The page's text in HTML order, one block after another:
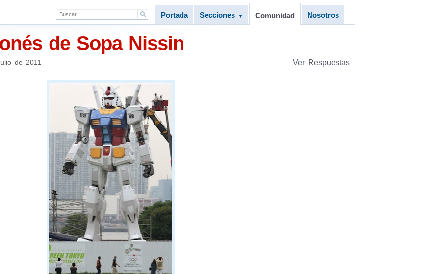
Portada Secciones ▼ Comunidad Nosotros
de Sopa Nissin
de 2011 Ver Respuestas